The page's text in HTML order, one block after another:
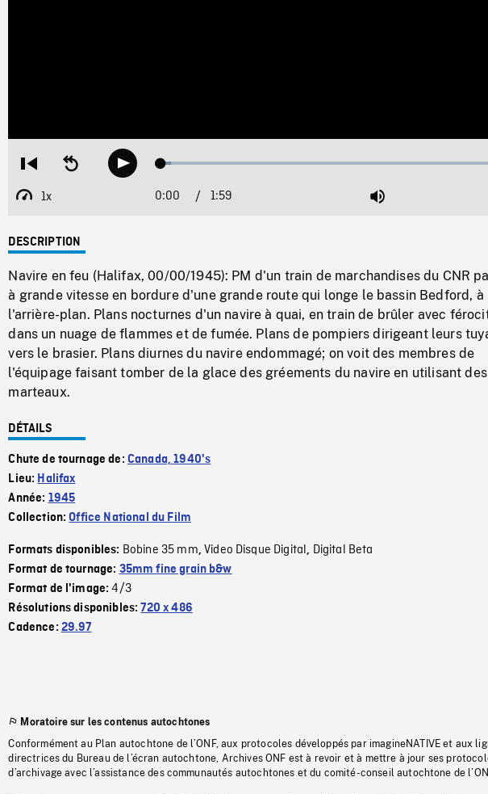
Restart
beginning
Seek
backwardPlay Loaded:
1x
Playback
Current
0:00 / 1:59 Mute
DESCRIPTION
Navire en feu (Halifax, 00/00/1945): PM d'un train de marchandises du CNR
à grande vitesse en bordure d'une grande route qui longe le bassin Bedford, à
l'arrière-plan. Plans nocturnes d'un navire à quai, en train de brûler avec
dans un nuage de flammes et de fumée. Plans de pompiers dirigeant leurs
vers le brasier. Plans diurnes du navire endommagé; on voit des membres de
l'équipage faisant tomber de la glace des gréements du navire en utilisant des
marteaux.
DÉTAILS
Chute de tournage de: Canada, 1940's
Lieu: Halifax
Année: 1945
Collection:Office National du Film
Formats disponibles: Bobine 35 mm,Video Disque Digital, Digital Beta
Format de tournage: 35mm fine grain b&w
Format de l'image:4/3
Résolutions disponibles:720 x 486
Cadence: 29.97
Moratoire sur les contenus autochtones
Conformément au Plan autochtone de l’ONF, aux protocoles développés par imagineNATIVE et aux
directrices du Bureau de l’écran autochtone, Archives ONF est à revoir et à mettre à jour ses
d’archivage avec l’assistance des communautés autochtones et du comité-conseil autochtone de